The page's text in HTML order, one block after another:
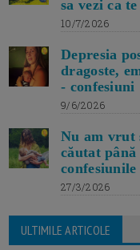
sa vezi ca
10/7/2026
Depresia
dragoste,
- confesiuni
9/6/2026
Nu am vrut
căutat
confesiunile
27/3/2026
ULTIMILE ARTICOLE